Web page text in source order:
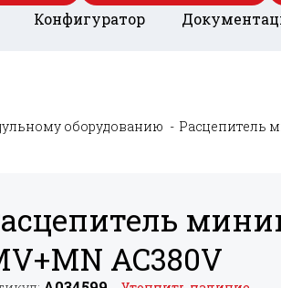
Конфигуратор
оборудованию Расцепитель
MN AC380V